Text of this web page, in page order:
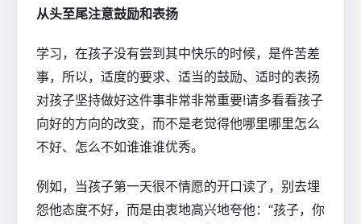
从头至尾注意鼓励和表扬
学习，在孩子没有尝到其中快乐的时候，是件苦差
事，所以，适度的要求、适当的鼓励、适时的表扬
对孩子坚持做好这件事非常非常重要!请多看看孩子
向好的方向的改变，而不是老觉得他哪里哪里怎么
不好、怎么不如谁谁谁优秀。
例如，当孩子第一天很不情愿的开口读了，别去埋
怨他态度不好，而是由衷地高兴地夸他：“孩子，你